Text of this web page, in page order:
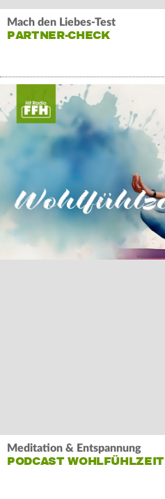
Mach den Liebes-Test
PARTNER-CHECK
Meditation & Entspannung
PODCAST WOHLFÜHLZEIT